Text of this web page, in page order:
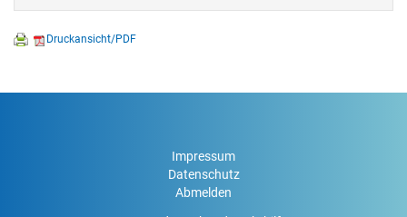
Druckansicht/PDF
Impressum
Datenschutz
Abmelden